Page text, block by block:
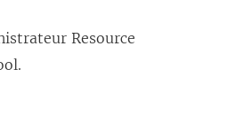
Resource
.